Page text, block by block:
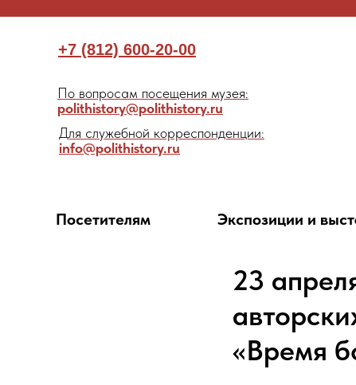
+7 (812) 600-20-00
По вопросам посещения музея:
polithistory@polithistory.ru
Для служебной корреспонденции:
info@polithistory.ru
Посетителям Экспозиции и
23
«Время